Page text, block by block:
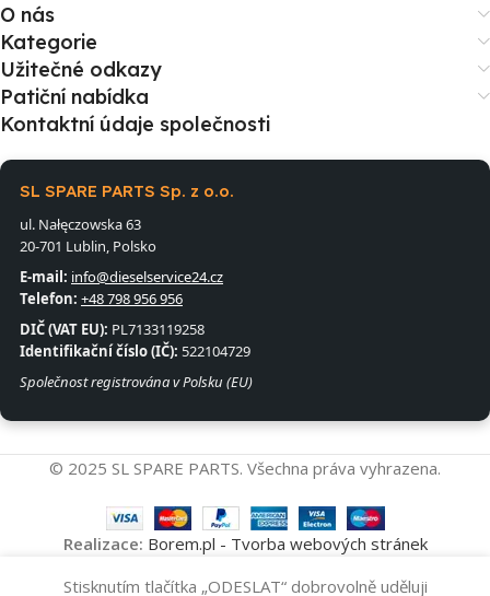
O nás
Kategorie
Užitečné odkazy
Patiční nabídka
Kontaktní údaje společnosti
SL SPARE PARTS Sp. z o.o.
ul. Nałęczowska 63
20-701 Lublin, Polsko
E-mail: info@dieselservice24.cz
Telefon: +48 798 956 956
DIČ (VAT EU): PL7133119258
Identifikační číslo (IČ): 522104729
Společnost registrována v Polsku (EU)
© 2025 SL SPARE PARTS. Všechna práva vyhrazena.
Realizace: Borem.pl - Tvorba webových stránek
Stisknutím tlačítka „ODESLAT“ dobrovolně uděluji
Vysokotlakové